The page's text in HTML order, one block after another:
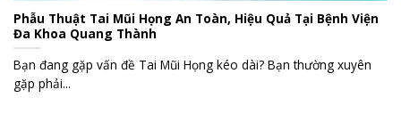
Phẫu Thuật Tai Mũi Họng An Toàn, Hiệu Quả Tại Bệnh Viện
Đa Khoa Quang Thành
Bạn đang gặp vấn đề Tai Mũi Họng kéo dài? Bạn thường xuyên
gặp phải...